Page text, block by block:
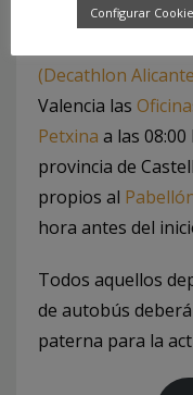
de Alicante y
(Decathlon
Valencia las
Petxina a las
provincia de
propios al
hora antes del
Todos aquellos
de autobús
paterna para la
Configurar